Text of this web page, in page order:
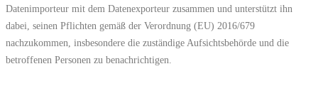
Datenimporteur mit dem Datenexporteur zusammen und unterstützt ihn
dabei, seinen Pflichten gemäß der Verordnung (EU) 2016/679
nachzukommen, insbesondere die zuständige Aufsichtsbehörde und die
betroffenen Personen zu benachrichtigen.